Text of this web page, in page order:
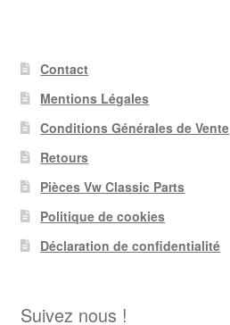
Contact
Mentions Légales
Conditions Générales de Vente
Retours
Pièces Vw Classic Parts
Politique de cookies
Déclaration de confidentialité
Suivez nous !